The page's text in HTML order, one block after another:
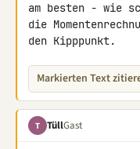
am besten - wie
die
den Kipppunkt.
Markierten Text
T TüllGast